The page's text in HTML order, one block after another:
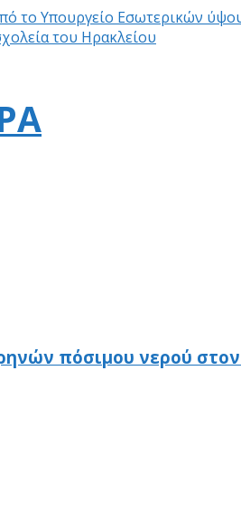
το Υπουργείο Εσωτερικών
του Ηρακλείου
πόσιμου νερού